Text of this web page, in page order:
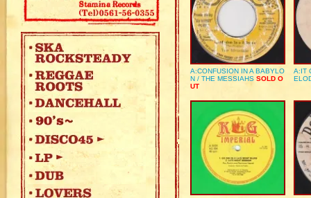
A:CONFUSION IN A BABYLO
N / THE MESSIAHS SOLD O
UT
A:IT